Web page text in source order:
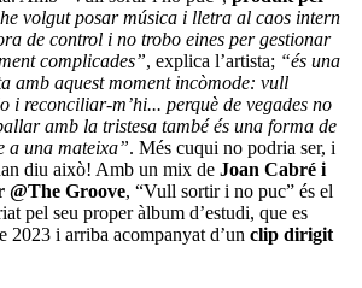
volgut posar música i lletra al caos intern
de control i no trobo eines per gestionar
complicades”, explica l’artista; “és una
amb aquest moment incòmode: vull
i reconciliar-m’hi... perquè de vegades no
amb la tristesa també és una forma de
a una mateixa”. Més cuqui no podria ser, i
diu això! Amb un mix de Joan Cabré i
@The Groove, “Vull sortir i no puc” és el
pel seu proper àlbum d’estudi, que es
2023 i arriba acompanyat d’un clip dirigit